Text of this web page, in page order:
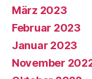
März 2023
Februar 2023
Januar 2023
November